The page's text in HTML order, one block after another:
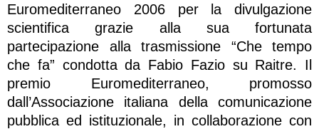
Euromediterraneo 2006 per la divulgazione
scientifica grazie alla sua fortunata
partecipazione alla trasmissione “Che tempo
che fa” condotta da Fabio Fazio su Raitre. Il
premio Euromediterraneo, promosso
dall’Associazione italiana della comunicazione
pubblica ed istituzionale, in collaborazione con